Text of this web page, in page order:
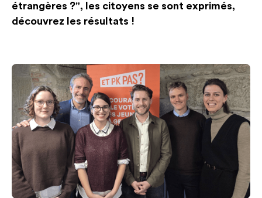
étrangères ?", les citoyens se sont exprimés,
découvrez les résultats !